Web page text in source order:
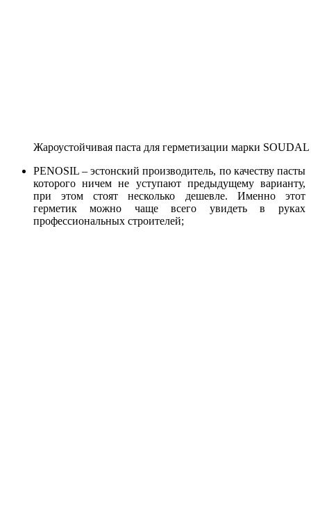
Жароустойчивая паста для герметизации марки SOUDAL
PENOSIL – эстонский производитель, по качеству пасты
которого ничем не уступают предыдущему варианту,
при этом стоят несколько дешевле. Именно этот
герметик можно чаще всего увидеть в руках
профессиональных строителей;